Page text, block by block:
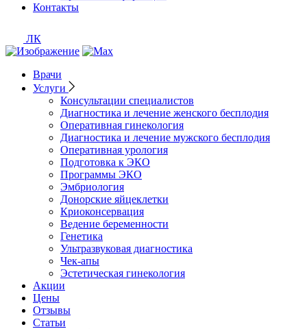
Контакты
ЛК
Врачи
Услуги
Консультации специалистов
Диагностика и лечение женского бесплодия
Оперативная гинекология
Диагностика и лечение мужского бесплодия
Оперативная урология
Подготовка к ЭКО
Программы ЭКО
Эмбриология
Донорские яйцеклетки
Криоконсервация
Ведение беременности
Генетика
Ультразвуковая диагностика
Чек-апы
Эстетическая гинекология
Акции
Цены
Отзывы
Статьи